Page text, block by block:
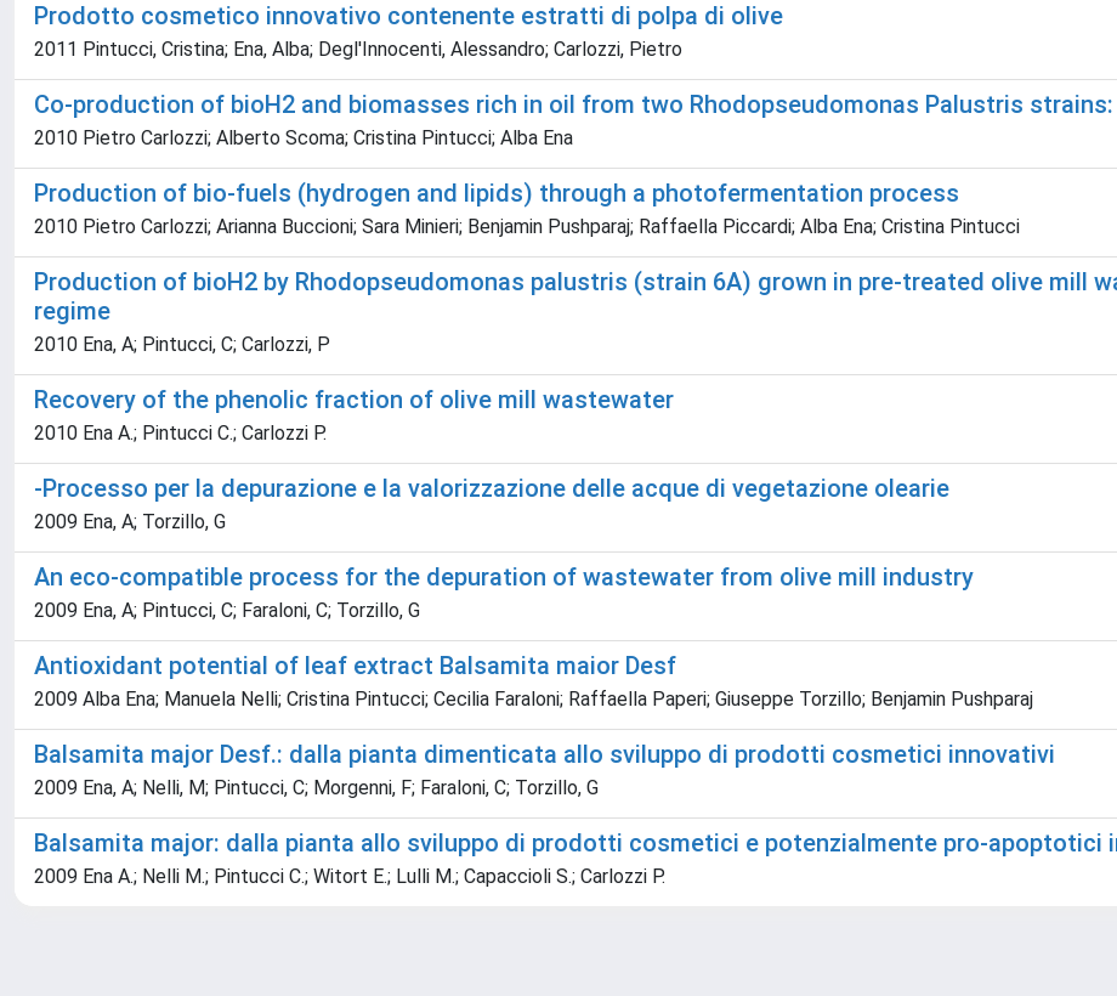
Prodotto cosmetico innovativo contenente estratti di polpa di olive
2011 Pintucci, Cristina; Ena, Alba; Degl'Innocenti, Alessandro; Carlozzi, Pietro
Co-production of bioH2 and biomasses rich in oil from two Rhodopseudomonas Palustris strains:
2010 Pietro Carlozzi; Alberto Scoma; Cristina Pintucci; Alba Ena
Production of bio-fuels (hydrogen and lipids) through a photofermentation process
2010 Pietro Carlozzi; Arianna Buccioni; Sara Minieri; Benjamin Pushparaj; Raffaella Piccardi; Alba Ena; Cristina Pintucci
Production of bioH2 by Rhodopseudomonas palustris (strain 6A) grown in pre-treated olive mill
regime
2010 Ena, A; Pintucci, C; Carlozzi, P
Recovery of the phenolic fraction of olive mill wastewater
2010 Ena A.; Pintucci C.; Carlozzi P.
-Processo per la depurazione e la valorizzazione delle acque di vegetazione olearie
2009 Ena, A; Torzillo, G
An eco-compatible process for the depuration of wastewater from olive mill industry
2009 Ena, A; Pintucci, C; Faraloni, C; Torzillo, G
Antioxidant potential of leaf extract Balsamita maior Desf
2009 Alba Ena; Manuela Nelli; Cristina Pintucci; Cecilia Faraloni; Raffaella Paperi; Giuseppe Torzillo; Benjamin Pushparaj
Balsamita major Desf.: dalla pianta dimenticata allo sviluppo di prodotti cosmetici innovativi
2009 Ena, A; Nelli, M; Pintucci, C; Morgenni, F; Faraloni, C; Torzillo, G
Balsamita major: dalla pianta allo sviluppo di prodotti cosmetici e potenzialmente pro-apoptotici
2009 Ena A.; Nelli M.; Pintucci C.; Witort E.; Lulli M.; Capaccioli S.; Carlozzi P.